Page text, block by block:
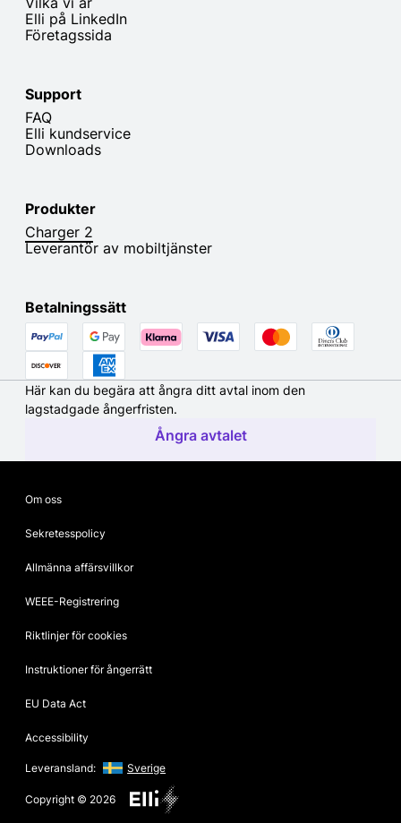
Elli på LinkedIn
Företagssida
Support
FAQ
Elli kundservice
Downloads
Produkter
Charger 2
Leverantör av mobiltjänster
Betalningssätt
Här kan du begära att ångra ditt avtal inom den
lagstadgade ångerfristen.
Ångra avtalet
Om oss
Sekretesspolicy
Allmänna affärsvillkor
WEEE-Registrering
Riktlinjer för cookies
Instruktioner för ångerrätt
EU Data Act
Accessibility
Leveransland: Sverige
Copyright © 2026